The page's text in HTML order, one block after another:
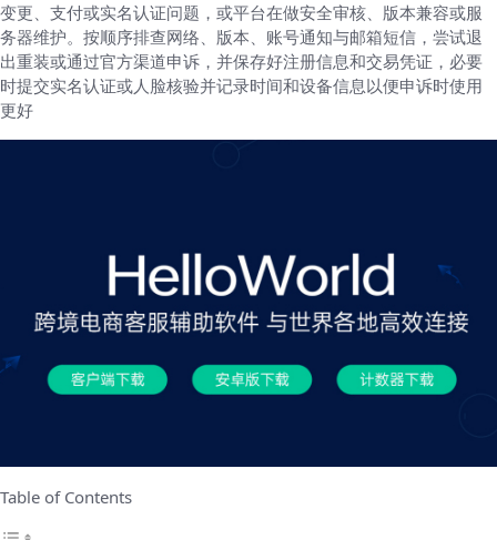
变更、支付或实名认证问题，或平台在做安全审核、版本兼容或服
务器维护。按顺序排查网络、版本、账号通知与邮箱短信，尝试退
出重装或通过官方渠道申诉，并保存好注册信息和交易凭证，必要
时提交实名认证或人脸核验并记录时间和设备信息以便申诉时使用
更好
Table of Contents